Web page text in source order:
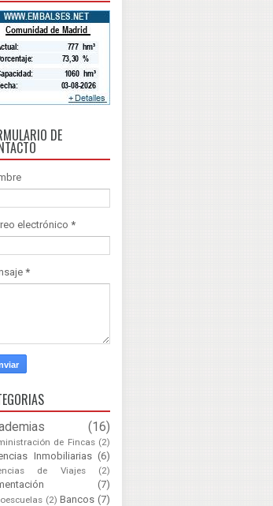
DE
electrónico *
*
(16)
de Fincas (2)
Inmobiliarias (6)
de Viajes (2)
(7)
(2) Bancos (7)